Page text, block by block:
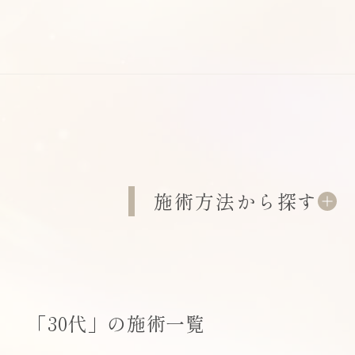
施術方法から探す
「30代」の施術一覧